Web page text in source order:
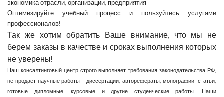
экономика отрасли, организации, предприятия.
Оптимизируйте учебный процесс и пользуйтесь услугами
профессионалов!
Так же хотим обратить Ваше внимание, что мы не
берем заказы в качестве и сроках выполнения которых
не уверены!
Наш консалтинговый центр строго выполняет требования законодательства РФ,
не продает научные работы - диссертации, авторефераты, монографии, статьи,
готовые дипломные, курсовые и другие студенческие работы. Наши